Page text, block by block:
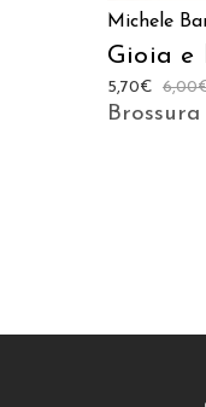
Michele
Gioia e
6,00
5,70€
Brossura